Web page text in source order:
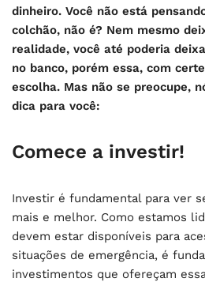
dinheiro. Você não está
colchão, não é? Nem mesmo
realidade, você até poderia
no banco, porém essa, com
escolha. Mas não se preocupe,
dica para você:
Comece a investir!
Investir é fundamental para ver
mais e melhor. Como estamos
devem estar disponíveis para
situações de emergência, é
investimentos que ofereçam